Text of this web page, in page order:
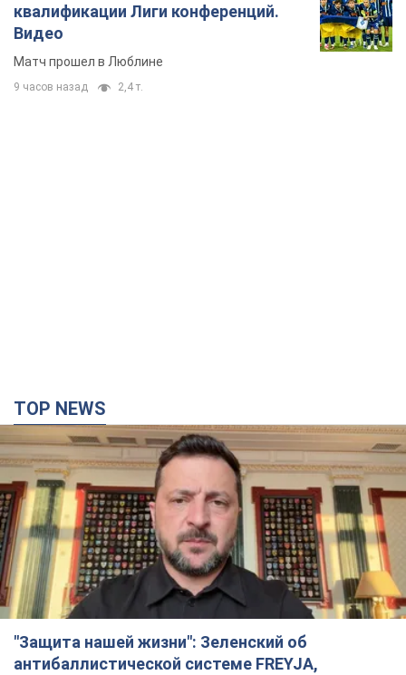
"Защита нашей жизни": Зеленский об
антибаллистической системе FREYJA,
санкциях против России и поддержке аграриев.
Видео
Европейские партнеры присоединяются к совместному
проекту
10 часов назад 75,8 т.
С 1 сентября украинским учителям повысят
зарплаты: Корецкий раскрыл подробности